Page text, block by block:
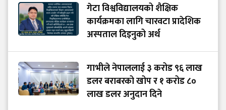
गेटा विश्वविद्यालयको शैक्षिक
कार्यक्रमका लागि चारवटा प्रादेशिक
अस्पताल दिइनुको अर्थ
गाभीले नेपाललाई ३ करोड ९६ लाख
डलर बराबरको खोप र १ करोड ८०
लाख डलर अनुदान दिने